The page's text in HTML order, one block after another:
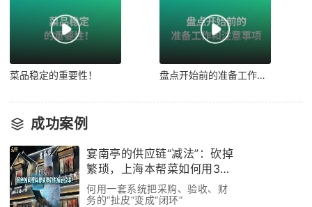
菜品稳定的重要性！ 盘点开始前的准备工作和注意事项！
成功案例
宴南亭的供应链“减法”：砍掉
繁琐，上海本帮菜如何用3个
月跑通效率革命
何用一套系统把采购、验收、财
务的“扯皮”变成“闭环”